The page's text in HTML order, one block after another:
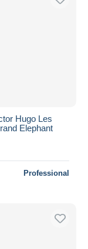
Hugo Les
Elephant
Professional